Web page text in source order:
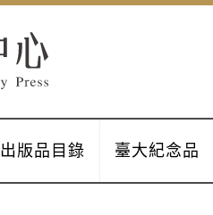
出版品目錄 臺大紀念品